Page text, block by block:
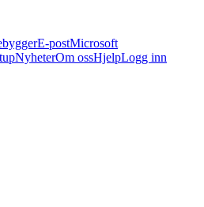
E-postMicrosoft
NyheterOm ossHjelpLogg inn